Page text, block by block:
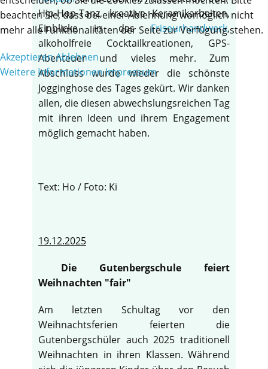
Hip-Hop-Tanz, kreative Keramikarbeiten,
Einblicke in dasFriseurhandwerk,
alkoholfreie Cocktailkreationen, GPS-
Abenteuer und vieles mehr. Zum
Abschluss wurde wieder die schönste
Jogginghose des Tages gekürt. Wir danken
allen, die diesen abwechslungsreichen Tag
mit ihren Ideen und ihrem Engagement
möglich gemacht haben.
Text: Ho / Foto: Ki
19.12.2025
Die Gutenbergschule feiert
Weihnachten "fair"
Am letzten Schultag vor den
Weihnachtsferien feierten die
Gutenbergschüler auch 2025 traditionell
Weihnachten in ihren Klassen. Während
beachten Sie, dass bei einer Ablehnung womöglich nicht
mehr alle Funktionalitäten der Seite zur Verfügung stehen.
AkzeptierenAblehnen
Weitere InformationenImpressum